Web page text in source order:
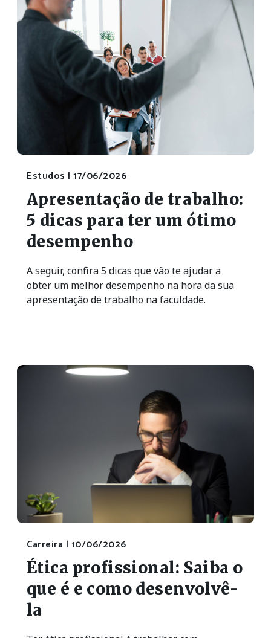
Estudos | 17/06/2026
Apresentação de trabalho:
5 dicas para ter um ótimo
desempenho
A seguir, confira 5 dicas que vão te ajudar a
obter um melhor desempenho na hora da sua
apresentação de trabalho na faculdade.
Carreira | 10/06/2026
Ética profissional: Saiba o
que é e como desenvolvê-
la